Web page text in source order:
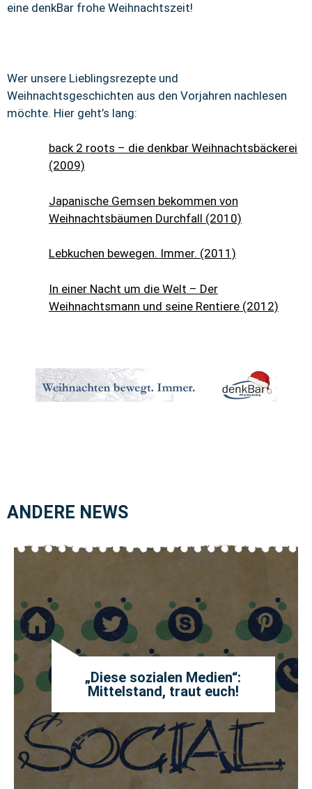
eine denkBar frohe Weihnachtszeit!
Wer unsere Lieblingsrezepte und
Weihnachtsgeschichten aus den Vorjahren nachlesen
möchte. Hier geht’s lang:
back 2 roots – die denkbar Weihnachtsbäckerei
(2009)
Japanische Gemsen bekommen von
Weihnachtsbäumen Durchfall (2010)
Lebkuchen bewegen. Immer. (2011)
In einer Nacht um die Welt – Der
Weihnachtsmann und seine Rentiere (2012)
ANDERE NEWS
„Diese sozialen Medien“:
Mittelstand, traut euch!